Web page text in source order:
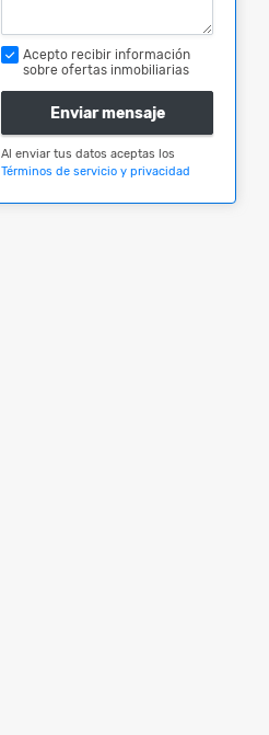
Acepto recibir información
sobre ofertas inmobiliarias
Enviar mensaje
Al enviar tus datos aceptas los
Términos de servicio y privacidad